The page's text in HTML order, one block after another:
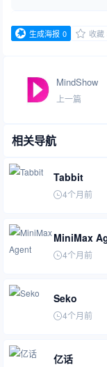
生成海报 0 收藏
MindShow
上一篇
相关导航
Tabbit
4个月前
MiniMax
4个月前
Seko
4个月前
亿话